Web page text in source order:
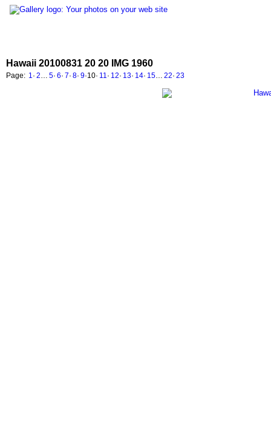
Hawaii 20100831 20 20 IMG 1960
Page: 1 · 2 5· 6· 7· 8· 9·10· 11 · 12· 13· 14· 15 22· 23